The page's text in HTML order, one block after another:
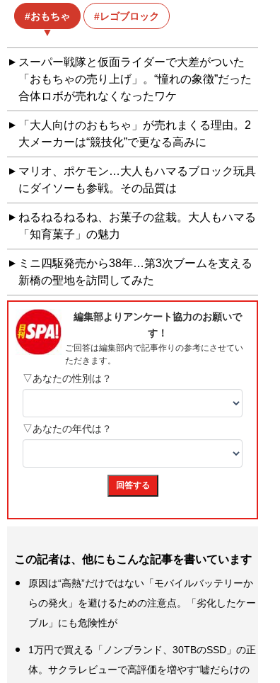
おもちゃ レゴブロック
スーパー戦隊と仮面ライダーで大差がついた
「おもちゃの売り上げ」。“憧れの象徴”だった
合体ロボが売れなくなったワケ
「大人向けのおもちゃ」が売れまくる理由。2
大メーカーは“競技化”で更なる高みに
マリオ、ポケモン…大人もハマるブロック玩具
にダイソーも参戦。その品質は
ねるねるねるね、お菓子の盆栽。大人もハマる
「知育菓子」の魅力
ミニ四駆発売から38年…第3次ブームを支える
新橋の聖地を訪問してみた
この記者は、他にもこんな記事を書いています
原因は“高熱”だけではない「モバイルバッテリーか
らの発火」を避けるための注意点。「劣化したケー
ブル」にも危険性が
1万円で買える「ノンブランド、30TBのSSD」の正
体。サクラレビューで高評価を増やす“嘘だらけの